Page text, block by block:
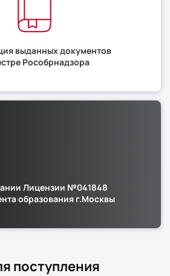
выданных документов
Рособрнадзора
Лицензии №041848
образования г.Москвы
поступления